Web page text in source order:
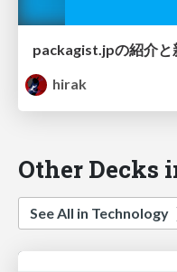
packagist.jpの紹介
hirak
Other Decks
See All in Technology